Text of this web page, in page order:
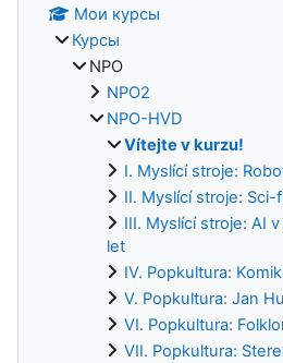
Мои курсы
Курсы
NPO
NPO2
NPO-HVD
Vítejte v kurzu!
I. Myslící stroje:
II. Myslící stroje: Sci-
III. Myslící stroje: AI
let
IV. Popkultura:
V. Popkultura: Jan
VI. Popkultura:
VII. Popkultura: